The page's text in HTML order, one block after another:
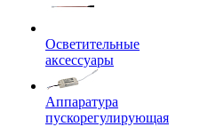
Осветительные
аксессуары
Аппаратура
пускорегулирующая